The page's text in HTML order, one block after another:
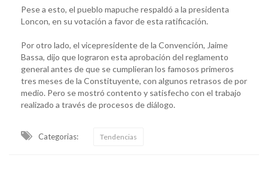
Pese a esto, el pueblo mapuche respaldó a la presidenta
Loncon, en su votación a favor de esta ratificación.
Por otro lado, el vicepresidente de la Convención, Jaime
Bassa, dijo que lograron esta aprobación del reglamento
general antes de que se cumplieran los famosos primeros
tres meses de la Constituyente, con algunos retrasos de por
medio. Pero se mostró contento y satisfecho con el trabajo
realizado a través de procesos de diálogo.
Categorias: Tendencias